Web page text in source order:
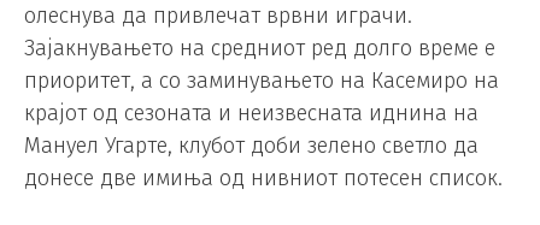
олеснува да привлечат врвни играчи.
Зајакнувањето на средниот ред долго време е
приоритет, а со заминувањето на Касемиро на
крајот од сезоната и неизвесната иднина на
Мануел Угарте, клубот доби зелено светло да
донесе две имиња од нивниот потесен список.